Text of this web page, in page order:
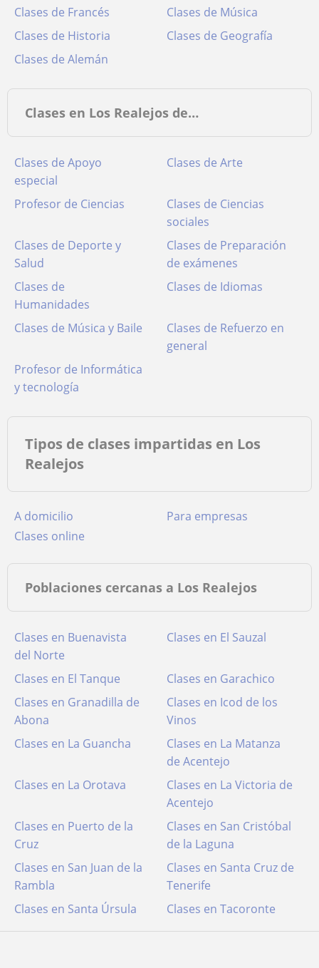
Clases de Francés
Clases de Música
Clases de Historia
Clases de Geografía
Clases de Alemán
Clases en Los Realejos de…
Clases de Apoyo
especial
Clases de Arte
Profesor de Ciencias
Clases de Ciencias
sociales
Clases de Deporte y
Salud
Clases de Preparación
de exámenes
Clases de
Humanidades
Clases de Idiomas
Clases de Música y Baile
Clases de Refuerzo en
general
Profesor de Informática
y tecnología
Tipos de clases impartidas en Los
Realejos
a domicilio
para empresas
clases online
Poblaciones cercanas a Los Realejos
Clases en Buenavista
del Norte
Clases en El Sauzal
Clases en El Tanque
Clases en Garachico
Clases en Granadilla de
Abona
Clases en Icod de los
Vinos
Clases en La Guancha
Clases en La Matanza
de Acentejo
Clases en La Orotava
Clases en La Victoria de
Acentejo
Clases en Puerto de la
Cruz
Clases en San Cristóbal
de la Laguna
Clases en San Juan de la
Rambla
Clases en Santa Cruz de
Tenerife
Clases en Santa Úrsula
Clases en Tacoronte